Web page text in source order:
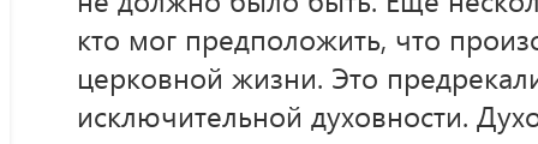
кто мог предположить, что
церковной жизни. Это
исключительной духовности.